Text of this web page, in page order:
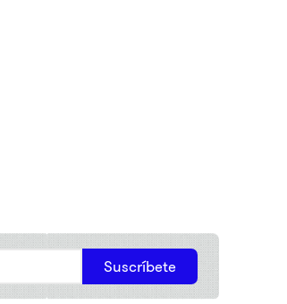
Suscríbete